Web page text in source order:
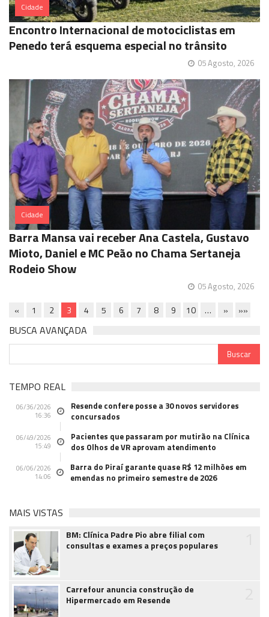
Cidade
Encontro Internacional de motociclistas em
Penedo terá esquema especial no trânsito
05 Agosto, 2026
Cidade
Barra Mansa vai receber Ana Castela, Gustavo
Mioto, Daniel e MC Peão no Chama Sertaneja
Rodeio Show
05 Agosto, 2026
« 1 2 3 4 5 6 7 8 9 10 … » »»
BUSCA AVANÇADA
TEMPO REAL
06/36/2026
16:36
Resende confere posse a 30 novos servidores
concursados
06/49/2026
15:49
Pacientes que passaram por mutirão na Clínica
dos Olhos de VR aprovam atendimento
06/06/2026
14:06
Barra do Piraí garante quase R$ 12 milhões em
emendas no primeiro semestre de 2026
MAIS VISTAS
BM: Clínica Padre Pio abre filial com
consultas e exames a preços populares
Carrefour anuncia construção de
Hipermercado em Resende